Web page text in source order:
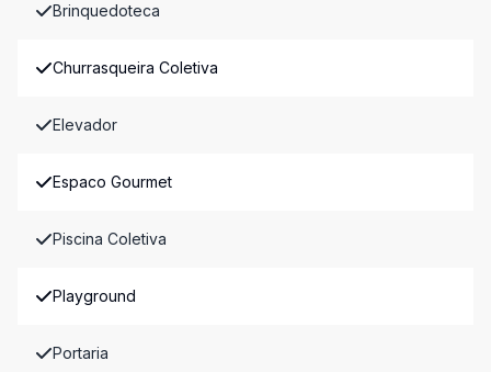
Brinquedoteca
Churrasqueira Coletiva
Elevador
Espaco Gourmet
Piscina Coletiva
Playground
Portaria